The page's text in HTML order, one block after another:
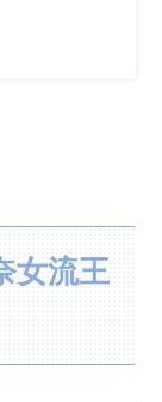
女流王